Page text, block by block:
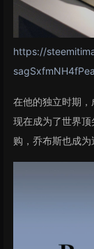
https://
在他的独立时期
现在成为了世界
购，乔布斯也成为